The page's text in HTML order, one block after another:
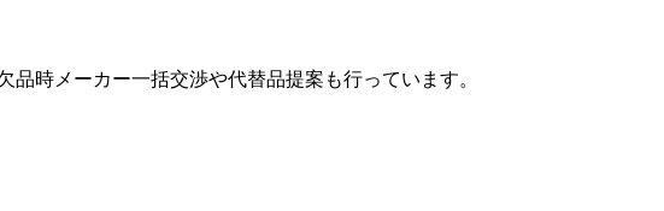
時メーカー一括交渉や代替品提案も行っています。